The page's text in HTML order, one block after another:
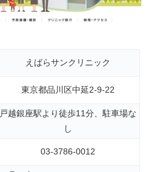
えばらサンクリニック
東京都品川区中延2-9-22
戸越銀座駅より徒歩11分、駐車場な
し
03-3786-0012